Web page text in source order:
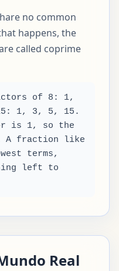
no common
happens, the
called coprime
of 8: 1,
1, 3, 5, 15.
is 1, so the
A fraction like
terms,
left to
Real